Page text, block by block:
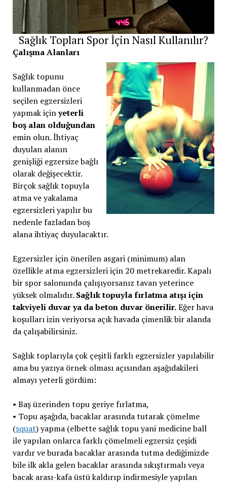
Sağlık Topları Spor İçin Nasıl Kullanılır?
Çalışma Alanları
Sağlık topunu
kullanmadan önce
seçilen egzersizleri
yapmak içinyeterli
boş alan olduğundan
emin olun. İhtiyaç
duyulan alanın
genişliği egzersize bağlı
olarak değişecektir.
Birçok sağlık topuyla
atma ve yakalama
egzersizleri yapılır bu
nedenle fazladan boş
alana ihtiyaç duyulacaktır.
Egzersizler için önerilen asgari (minimum) alan
özellikle atma egzersizleri için 20 metrekaredir. Kapalı
bir spor salonunda çalışıyorsanız tavan yeterince
yüksek olmalıdır. Sağlık topuyla fırlatma atışı için
takviyeli duvar ya da beton duvar önerilir.Eğer hava
koşulları izin veriyorsa açık havada çimenlik bir alanda
da çalışabilirsiniz.
Sağlık toplarıyla çok çeşitli farklı egzersizler yapılabilir
ama bu yazıya örnek olması açısından aşağıdakileri
almayı yeterli gördüm:
• Baş üzerinden topu geriye fırlatma,
• Topu aşağıda, bacaklar arasında tutarak çömelme
(squat) yapma (elbette sağlık topu yani medicine ball
ile yapılan onlarca farklı çömelmeli egzersiz çeşidi
vardır ve burada bacaklar arasında tutma dediğimizde
bile ilk akla gelen bacaklar arasında sıkıştırmalı veya
bacak arası-kafa üstü kaldırıp indirmesiyle yapılan